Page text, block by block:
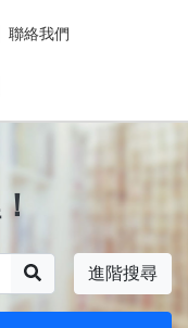
聯絡我們
進階搜尋